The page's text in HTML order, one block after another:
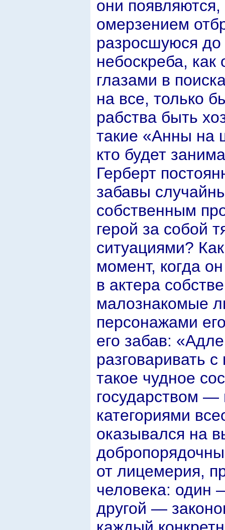
они
омерзением
разросшуюся до
небоскреба,
глазами в
на все, только
рабства быть
такие «Анны на
кто будет
Герберт
забавы
собственным
герой за собой
ситуациями?
момент, когда
в актера
малознакомые
персонажами
его забав:
разговаривать
такое чудное
государством
категориями
оказывался на
от лицемерия,
человека: один
другой —